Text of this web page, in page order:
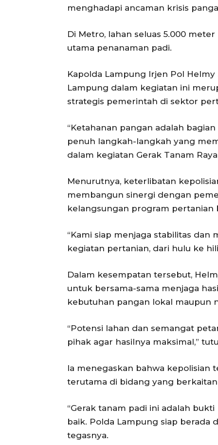
menghadapi ancaman krisis
Di Metro, lahan seluas 5.000
utama penanaman padi.
Kapolda Lampung Irjen Pol
Lampung dalam kegiatan ini
strategis pemerintah di sektor
“Ketahanan pangan adalah
penuh langkah-langkah yang
dalam kegiatan Gerak Tanam
Menurutnya, keterlibatan
membangun sinergi dengan
kelangsungan program pertanian
“Kami siap menjaga stabilitas
kegiatan pertanian, dari hulu ke
Dalam kesempatan tersebut,
untuk bersama-sama menjaga
kebutuhan pangan lokal maupun
“Potensi lahan dan semangat
pihak agar hasilnya maksimal,”
Ia menegaskan bahwa kepolisian
terutama di bidang yang
“Gerak tanam padi ini adalah
baik. Polda Lampung siap berada
tegasnya.